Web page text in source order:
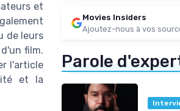
et
de leurs
film.
l'article
et la
Movies Insiders
Ajoutez-nous à vos
Parole